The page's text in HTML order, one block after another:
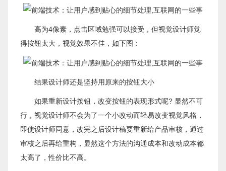
高为4像素，点击区域勉强可以接受，但视觉设计师觉
得按钮太大，视觉效果不佳，如下图：
结果设计师还是坚持用原来的按钮大小
如果重新设计按钮，改变按钮的表现形式呢? 显然不可
行，视觉设计师不会为了一个小改动而轻易改变视觉风格，
即使设计师同意，改完之后设计稿要重新给产品审核，通过
审核之后再给重构，显然这个方法的沟通成本和改动成本都
太高了，性价比不高。